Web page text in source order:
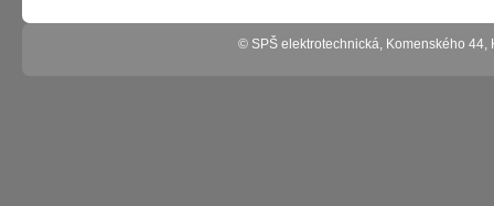
© SPŠ elektrotechnická, Komenského